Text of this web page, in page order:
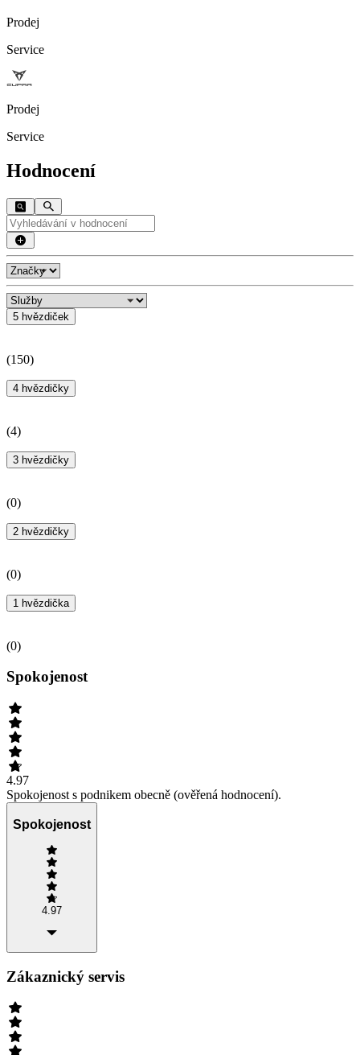
Prodej
Service
Prodej
Service
Hodnocení
5 hvězdiček
(150)
4 hvězdičky
(4)
3 hvězdičky
(0)
2 hvězdičky
(0)
1 hvězdička
(0)
Spokojenost
4.97
Spokojenost s podnikem obecně (ověřená hodnocení).
Spokojenost
4.97
Zákaznický servis